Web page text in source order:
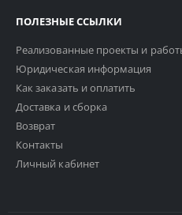
ПОЛЕЗНЫЕ ССЫЛКИ
Реализованные проекты и
Юридическая информация
Как заказать и оплатить
Доставка и сборка
Возврат
Контакты
Личный кабинет